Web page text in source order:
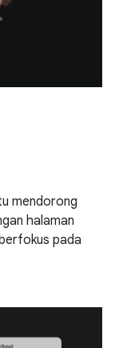
mendorong
halaman
pada